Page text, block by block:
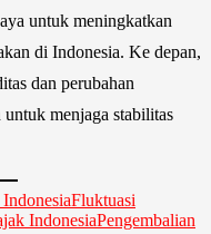
untuk meningkatkan
di Indonesia. Ke depan,
dan perubahan
menjaga stabilitas
Fluktuasi
IndonesiaPengembalian